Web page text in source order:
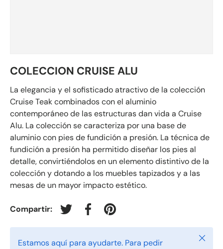
COLECCION CRUISE ALU
La elegancia y el sofisticado atractivo de la colección
Cruise Teak combinados con el aluminio
contemporáneo de las estructuras dan vida a Cruise
Alu. La colección se caracteriza por una base de
aluminio con pies de fundición a presión. La técnica de
fundición a presión ha permitido diseñar los pies al
detalle, convirtiéndolos en un elemento distintivo de la
colección y dotando a los muebles tapizados y a las
mesas de un mayor impacto estético.
Compartir: Tuitear en Twitter
Compartir en Facebook
Crear un Pin en Pinterest
Estamos aquí para ayudarte. Para pedir
Cerrar